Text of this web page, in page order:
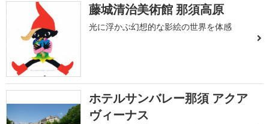
藤城清治美術館 那須高原
光に浮かぶ幻想的な影絵の世界を体感
ホテルサンバレー那須 アクア
ヴィーナス